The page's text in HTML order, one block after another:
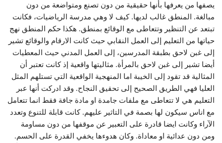
يصفها من يعرفها بأنها حقيقية من دون تصنع ومتواضعة من دون
مبالغة. المنطق غالب لديها. كيف لا وهي مدرسة الرياضيات، فكانت
تبتعد عن التنظير وتتعاطى مع الوقائع بمنطق. هكذا حكم المنطق نهج
حياتها من التعليم إلى العمل النقابي حيث كانت الارقام والوقائع تشير
إلى غبن لاحق بطبقة المدرسين، إلى العمل المدني حيث المعطيات
أيضا تشير إلى غبن لاحق بالمرأة. مثاليتها واقعية إذ كانت تعتبر أن
المثالية قد تقود إلى الخيبة اما المنهجية الواقعية التي تستلهم المثل
العليا فهي الطريق الصحيح إلى تحقيق النجاح. وقد ادركت أنها عبر
التعليم هي لا تتعاطى مع ملفات جامدة او مادة جافة فقط انما تتعامل
مع اناس سيكون لها بصمة في التاثير عليهم. كانت قابلة للتنوع وتعدد
الآراء وكانت ايضا قادرة على التعبير عن موقفها من دون مساومة
ومن دون عدائية او معاداة. وكان هدوءها يخفي القدرة على الحسم.